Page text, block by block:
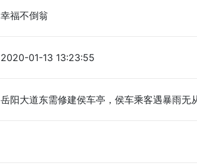
幸福不倒翁
2020-01-13 13:23:55
岳阳大道东需修建侯车亭，侯车乘客遇暴雨无